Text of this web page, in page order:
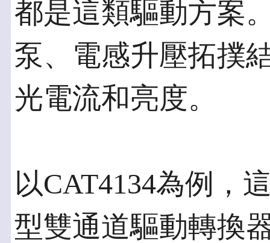
都是這類驅動方案
泵、電感升壓拓撲
光電流和亮度。
以CAT4134為例，
型雙通道驅動轉換